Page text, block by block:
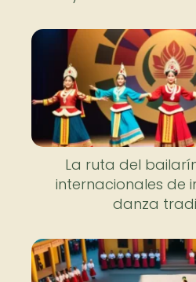
La ruta del
internacionales de
danza